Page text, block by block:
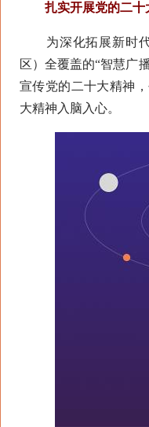
扎实开展党的二十
为深化拓展新时代
区）全覆盖的“智慧广
宣传党的二十大精神
大精神入脑入心。